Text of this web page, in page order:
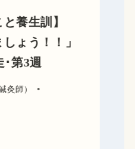
養生訓】
ょう！！」
･第3週
灸師）